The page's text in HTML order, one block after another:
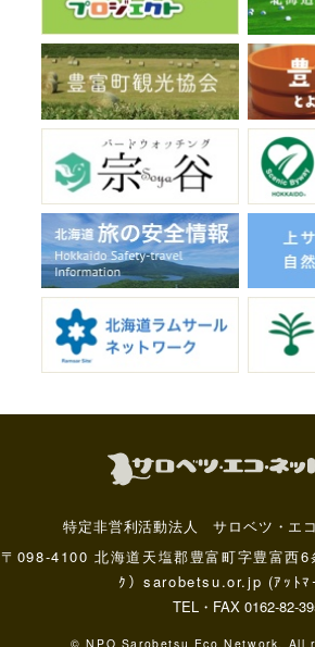
特定非営利活動法人 サロベツ・エ
〒098-4100 北海道天塩郡豊富町字豊富
ｸ）sarobetsu.or.jp (ｱｯﾄ
TEL・FAX 0162-82-
© NPO Sarobetsu Eco Network. All